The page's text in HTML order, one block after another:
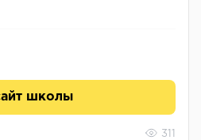
школы
311